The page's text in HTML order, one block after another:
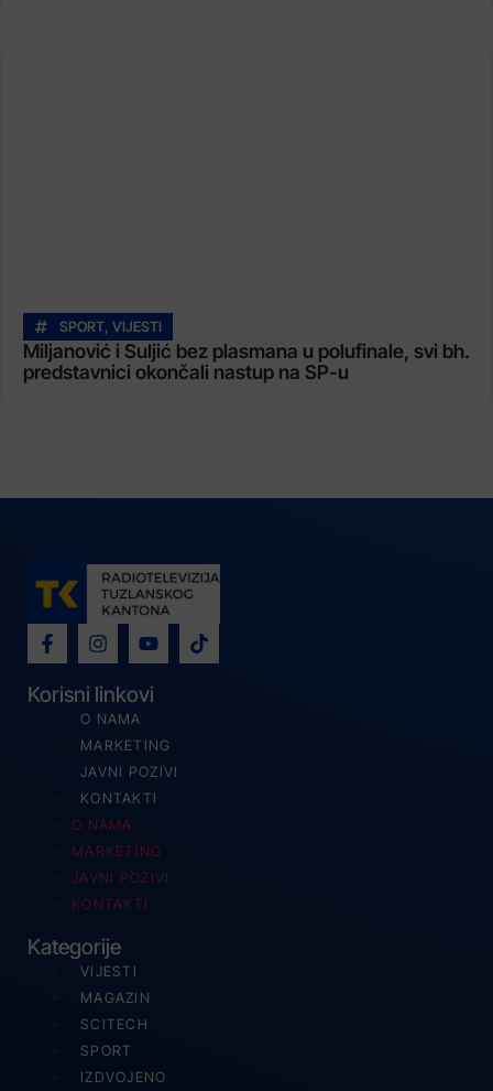
SPORT, VIJESTI
Miljanović i Suljić bez plasmana u polufinale, svi bh.
predstavnici okončali nastup na SP-u
Korisni linkovi
O NAMA
MARKETING
JAVNI POZIVI
KONTAKTI
O NAMA
MARKETING
JAVNI POZIVI
KONTAKTI
Kategorije
VIJESTI
MAGAZIN
SCITECH
SPORT
IZDVOJENO